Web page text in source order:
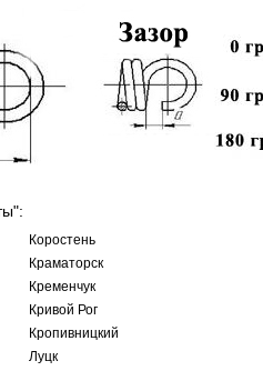
Коростень
Краматорск
Кременчук
Кривой Рог
Кропивницкий
Луцк